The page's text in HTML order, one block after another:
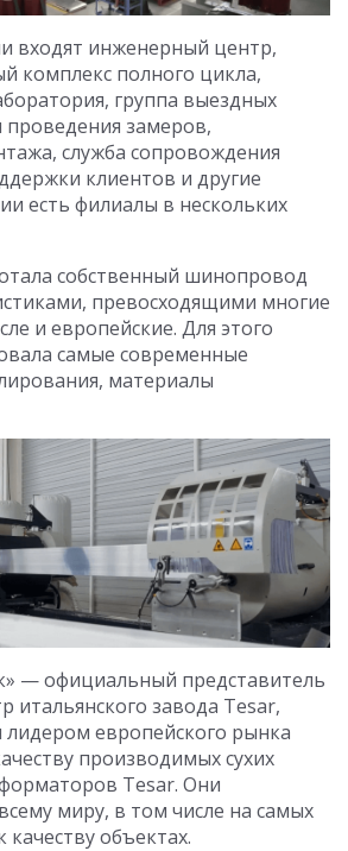
входят инженерный центр,
комплекс полного цикла,
группа выездных
проведения замеров,
служба сопровождения
клиентов и другие
есть филиалы в нескольких
собственный шинопровод
превосходящими многие
и европейские. Для этого
самые современные
материалы
— официальный представитель
итальянского завода Tesar,
лидером европейского рынка
производимых сухих
Tesar. Они
миру, в том числе на самых
объектах.